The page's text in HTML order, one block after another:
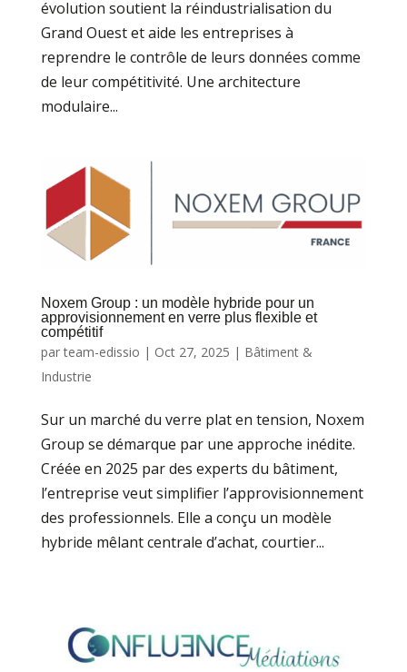
évolution soutient la réindustrialisation du
Grand Ouest et aide les entreprises à
reprendre le contrôle de leurs données comme
de leur compétitivité. Une architecture
modulaire...
Noxem Group : un modèle hybride pour un
approvisionnement en verre plus flexible et
compétitif
parteam-edissio | Oct 27, 2025 | Bâtiment &
Industrie
Sur un marché du verre plat en tension, Noxem
Group se démarque par une approche inédite.
Créée en 2025 par des experts du bâtiment,
l’entreprise veut simplifier l’approvisionnement
des professionnels. Elle a conçu un modèle
hybride mêlant centrale d’achat, courtier...